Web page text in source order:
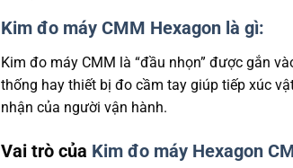
Kim đo máy CMM Hexagon là gì:
Kim đo máy CMM là “đầu nhọn” được gắn
thống hay thiết bị đo cầm tay giúp tiếp xúc
nhận của người vận hành.
Vai trò của Kim đo máy Hexagon